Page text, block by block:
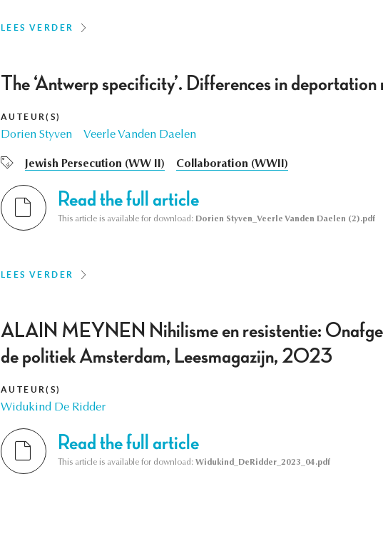
LEES VERDER
The ‘Antwerp specificity’. Differences in deportation
AUTEUR(S)
Dorien Styven Veerle Vanden Daelen
Jewish Persecution (WW II) Collaboration (WWII)
Read the full article
This article is available for download: Dorien Styven_Veerle Vanden Daelen (2).pdf
LEES VERDER
ALAIN MEYNEN Nihilisme en resistentie:
de politiek Amsterdam, Leesmagazijn, 2023
AUTEUR(S)
Widukind De Ridder
Read the full article
This article is available for download: Widukind_DeRidder_2023_04.pdf